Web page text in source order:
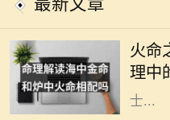
最新文章
火命
理中
热情
生性
力量
士...
在中